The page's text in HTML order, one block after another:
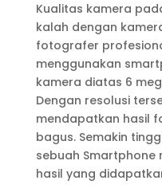
Kualitas kamera
kalah dengan
fotografer
menggunakan
kamera diatas 6
Dengan resolusi
mendapatkan hasil
bagus. Semakin
sebuah Smartphone
hasil yang